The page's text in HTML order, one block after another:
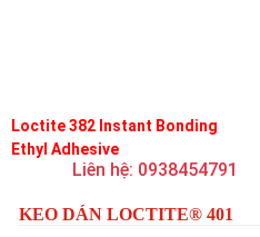
Loctite 382 Instant Bonding
Ethyl Adhesive
Liên hệ: 0938454791
KEO DÁN LOCTITE® 401